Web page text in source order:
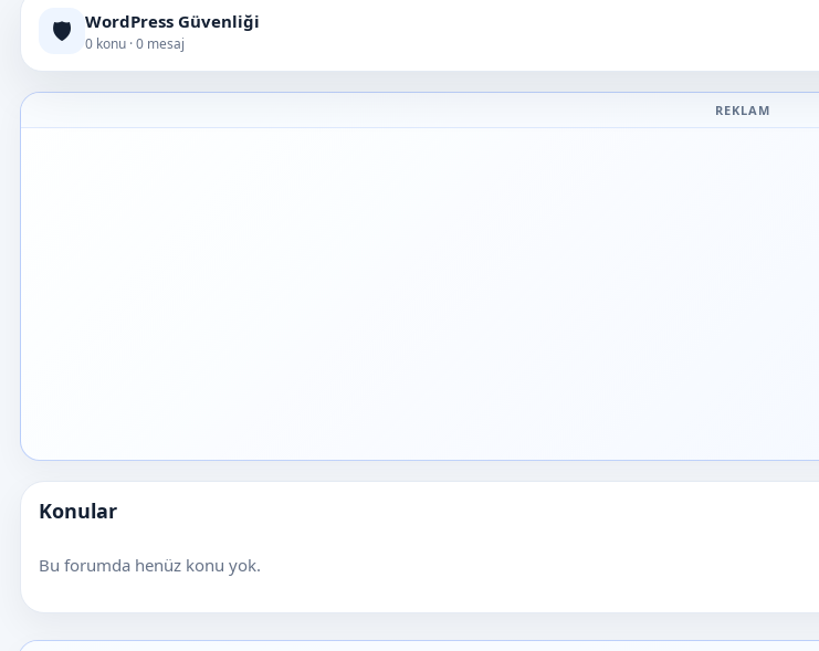
🛡️ WordPress Güvenliği
0 konu · 0 mesaj
REKLAM
Konular
Bu forumda henüz konu yok.